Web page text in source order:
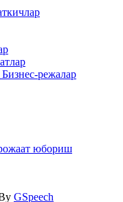
режалар
юбориш
GSpeech